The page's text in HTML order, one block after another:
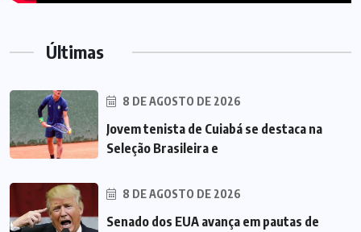
Últimas
8 DE AGOSTO DE 2026
Jovem tenista de Cuiabá se destaca na
Seleção Brasileira e
8 DE AGOSTO DE 2026
Senado dos EUA avança em pautas de